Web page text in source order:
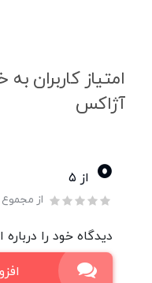
امتیاز کاربران
آژاکس
0 از ۵
از مجموع 0 امتیاز
دیدگاه خود را